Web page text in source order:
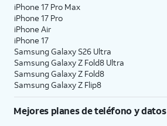
iPhone 17 Pro Max
iPhone 17 Pro
iPhone Air
iPhone 17
Samsung Galaxy S26 Ultra
Samsung Galaxy Z Fold8 Ultra
Samsung Galaxy Z Fold8
Samsung Galaxy Z Flip8
Mejores planes de teléfono y datos